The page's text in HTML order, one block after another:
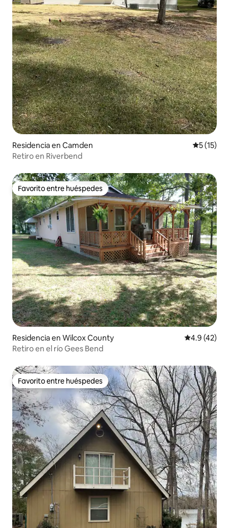
Residencia en Camden
5 (15)
Retiro en Riverbend
Favorito entre huéspedes
Favorito entre huéspedes
Residencia en Wilcox County Calificación
4.9 (42)
Retiro en el río Gees Bend
Favorito entre huéspedes
Favorito entre huéspedes